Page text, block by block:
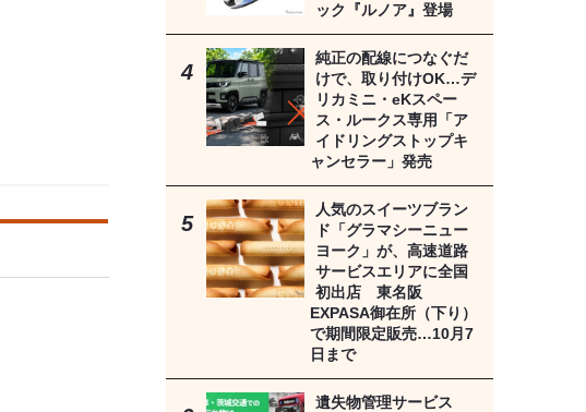
ック『ルノア』登場
純正の配線につなぐだ
けで、取り付けOK…デ
リカミニ・eKスペー
ス・ルークス専用「ア
イドリングストップキ
ャンセラー」発売
人気のスイーツブラン
ド「グラマシーニュー
ヨーク」が、高速道路
サービスエリアに全国
初出店 東名阪
EXPASA御在所（下り）
で期間限定販売…10月7
日まで
遺失物管理サービス